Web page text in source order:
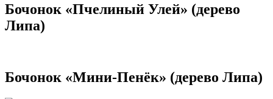
Бочонок «Пчелиный Улей» (дерево
Липа)
Бочонок «Мини-Пенёк» (дерево Липа)